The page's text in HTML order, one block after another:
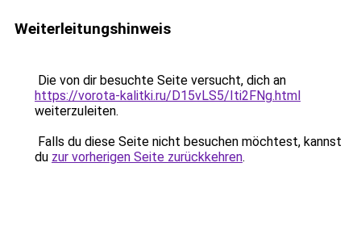
Weiterleitungshinweis
Die von dir besuchte Seite versucht, dich an
https://vorota-kalitki.ru/D15vLS5/Iti2FNg.html
weiterzuleiten.
Falls du diese Seite nicht besuchen möchtest, kannst
du zur vorherigen Seite zurückkehren.